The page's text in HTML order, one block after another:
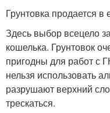
Грунтовка продается
Здесь выбор всецело
кошелька. Грунтовок
пригодны для работ с
нельзя использовать
разрушают верхний
трескаться.